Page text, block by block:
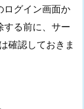
ログイン画面か
する前に、サー
確認しておきま